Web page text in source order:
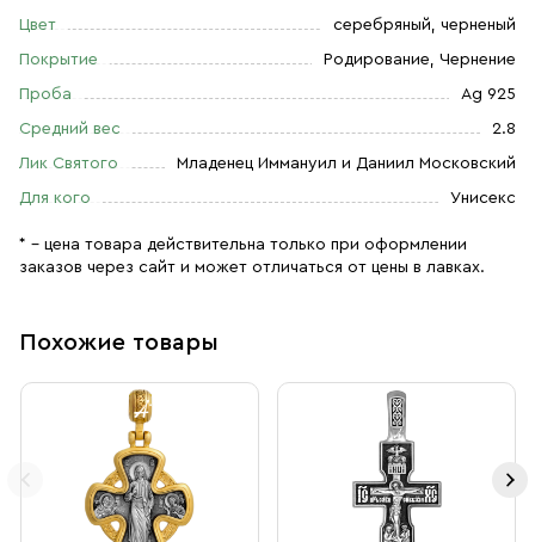
Цвет серебряный, черненый
Покрытие Родирование, Чернение
Проба Ag 925
Средний вес 2.8
Лик Святого Младенец Иммануил и Даниил Московский
Для кого Унисекс
* – цена товара действительна только при оформлении
заказов через сайт и может отличаться от цены в лавках.
Похожие товары